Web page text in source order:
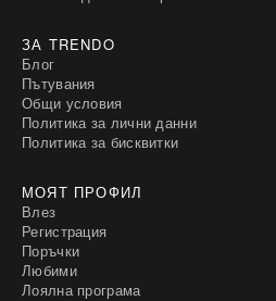
ЗА TRENDO
Блог
Пътувания
Общи условия
Политика за лични данни
Политика за бисквитки
МОЯТ ПРОФИЛ
Влез
Регистрация
Поръчки
Любими
Лоялна програма